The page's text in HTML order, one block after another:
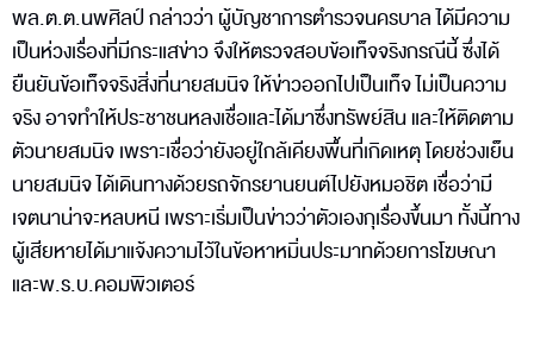
พล.ต.ต.นพศิลป์ กล่าวว่า ผู้บัญชาการตำรวจนครบาล ได้มีความ
เป็นห่วงเรื่องที่มีกระแสข่าว จึงให้ตรวจสอบข้อเท็จจริงกรณีนี้ ซึ่งได้
ยืนยันข้อเท็จจริงสิ่งที่นายสมนิจ ให้ข่าวออกไปเป็นเท็จ ไม่เป็นความ
จริง อาจทำให้ประชาชนหลงเชื่อและได้มาซึ่งทรัพย์สิน และให้ติดตาม
ตัวนายสมนิจ เพราะเชื่อว่ายังอยู่ใกล้เคียงพื้นที่เกิดเหตุ โดยช่วงเย็น
นายสมนิจ ได้เดินทางด้วยรถจักรยานยนต์ไปยังหมอชิต เชื่อว่ามี
เจตนาน่าจะหลบหนี เพราะเริ่มเป็นข่าวว่าตัวเองกุเรื่องขึ้นมา ทั้งนี้ทาง
ผู้เสียหายได้มาแจ้งความไว้ในข้อหาหมิ่นประมาทด้วยการโฆษณา
และพ.ร.บ.คอมพิวเตอร์